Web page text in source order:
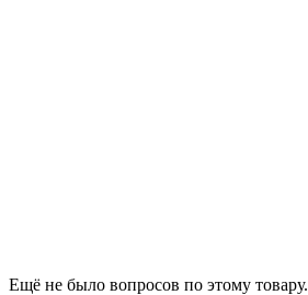
Ещё не было вопросов по этому товару.